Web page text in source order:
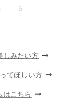
5
しみたい方
てほしい方
はこちら